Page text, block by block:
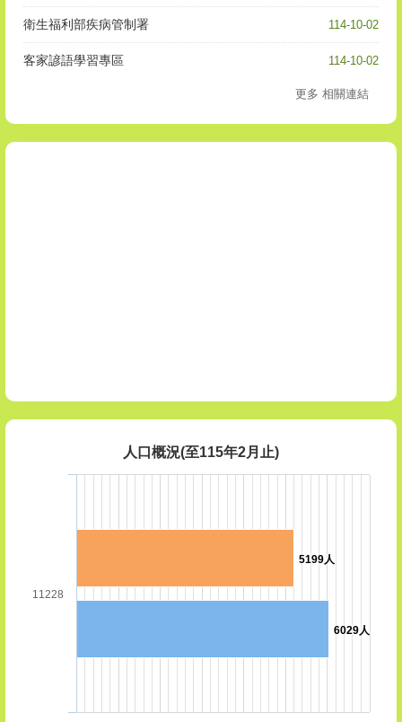
114-10-02
衛生福利部疾病管制署
114-10-02
客家諺語學習專區
更多 相關連結
人口概況(至115年2月止)
6029人
5199人
11228